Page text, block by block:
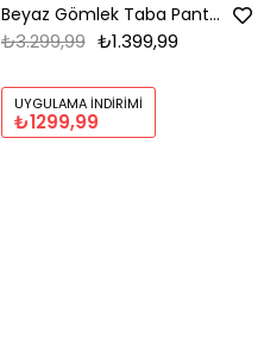
Beyaz Gömlek Taba Pantolon Ayakkabı Kombin
₺1.399,99
₺3.299,99
UYGULAMA İNDIRIMI
₺1299,99